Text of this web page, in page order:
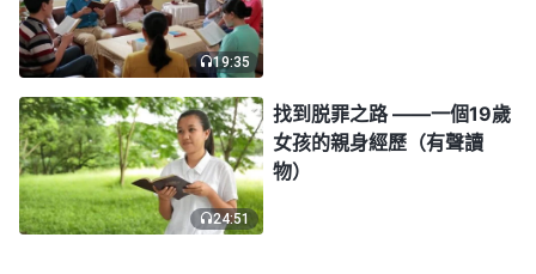
方周圍都是大大小小的凍土塊，只有我趴着的地方是
沙土，而且我恰巧是被從上面滚落下來的兩個大凍土
塊夾在了中間，真不敢想像如果當時我再多向前邁一
步就可能被凍土塊砸死了。我又扭頭看見我的農用三
輪車，車斗上有一塊碗橱那麽大的土塊，把車砸出七
八米遠，掉進了沙坑裏，車斗都砸壞了。眼前的一幕
19:35
24:51
找到脱罪之路 ——一個19歲
女孩的親身經歷（有聲讀
物）